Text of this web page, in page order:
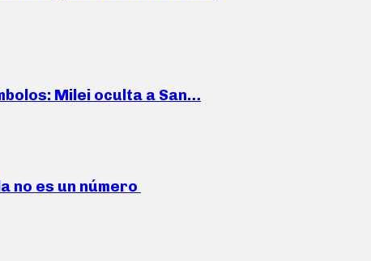
Milei oculta a San…
no es un número